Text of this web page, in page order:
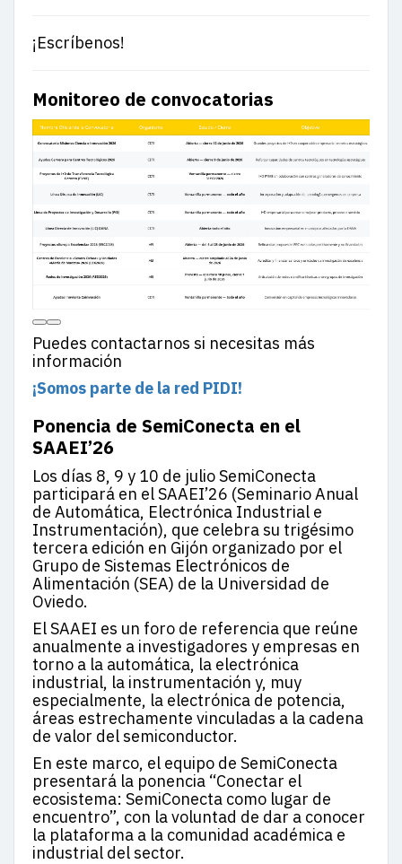
¡Escríbenos!
Monitoreo de convocatorias
Puedes contactarnos si necesitas más
información
¡Somos parte de la red PIDI!
Ponencia de SemiConecta en el
SAAEI’26
Los días 8, 9 y 10 de julio SemiConecta
participará en el SAAEI’26 (Seminario Anual
de Automática, Electrónica Industrial e
Instrumentación), que celebra su trigésimo
tercera edición en Gijón organizado por el
Grupo de Sistemas Electrónicos de
Alimentación (SEA) de la Universidad de
Oviedo.
El SAAEI es un foro de referencia que reúne
anualmente a investigadores y empresas en
torno a la automática, la electrónica
industrial, la instrumentación y, muy
especialmente, la electrónica de potencia,
áreas estrechamente vinculadas a la cadena
de valor del semiconductor.
En este marco, el equipo de SemiConecta
presentará la ponencia “Conectar el
ecosistema: SemiConecta como lugar de
encuentro”, con la voluntad de dar a conocer
la plataforma a la comunidad académica e
industrial del sector.